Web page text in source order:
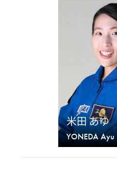
米田 あゆ
YONEDA Ayu